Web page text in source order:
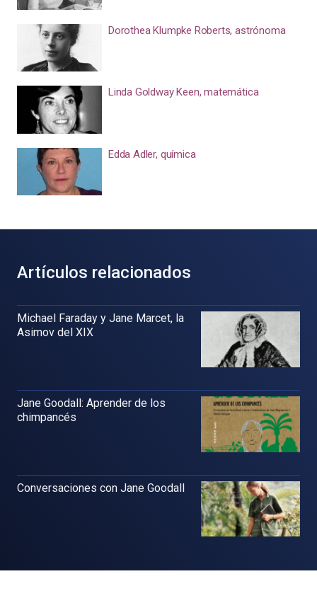
Dorothea Klumpke Roberts, astrónoma
Linda Goldway Keen, matemática
Edda Adler, química
Artículos relacionados
Michael Faraday y Jane Marcet, la
Asimov del XIX
Jane Goodall: Aprender de los
chimpancés
Conversaciones con Jane Goodall